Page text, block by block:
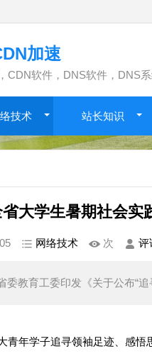
加速
CDN软件，DNS软件，DNS
技术 站长知识
大学生暑期社会实
网络技术 次 评
委教育工委印发《关于公布“
青年学子追寻领袖足迹、感悟